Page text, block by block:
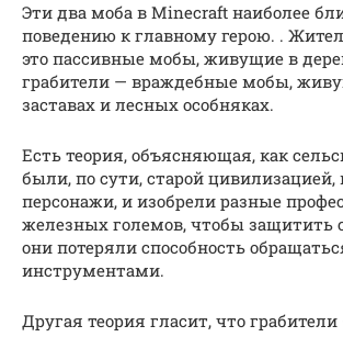
Эти два моба в Minecraft наиболее
поведению к главному герою. .
это пассивные мобы, живущие в
грабители — враждебные мобы,
заставах и лесных особняках.
Есть теория, объясняющая, как
были, по сути, старой
персонажи, и изобрели разные
железных големов, чтобы защитить
они потеряли способность
инструментами.
Другая теория гласит, что грабители